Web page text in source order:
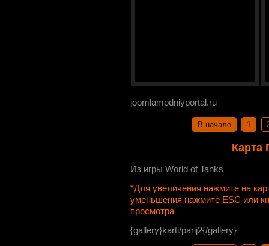
joomlamodniyportal.ru
В начало 1
Карта
Из игры World of Tanks
*Для увеличения нажмите на
уменьшения нажмите ESC или
просмотра
{gallery}karti/parij2{/gallery}